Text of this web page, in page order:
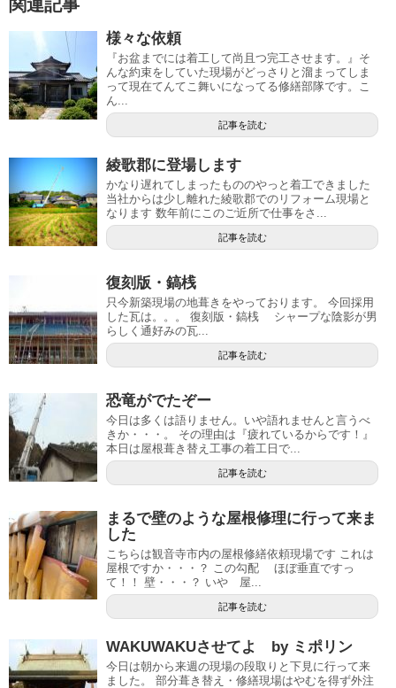
関連記事
様々な依頼
『お盆までには着工して尚且つ完工させます。』そ
んな約束をしていた現場がどっさりと溜まってしま
って現在てんてこ舞いになってる修繕部隊です。こ
ん...
記事を読む
綾歌郡に登場します
かなり遅れてしまったもののやっと着工できました
当社からは少し離れた綾歌郡でのリフォーム現場と
なります 数年前にこのご近所で仕事をさ...
記事を読む
復刻版・鎬桟
只今新築現場の地葺きをやっております。 今回採用
した瓦は。。。 復刻版・鎬桟 シャープな陰影が男
らしく通好みの瓦...
記事を読む
恐竜がでたぞー
今日は多くは語りません。いや語れませんと言うべ
きか・・・。 その理由は『疲れているからです！』
本日は屋根葺き替え工事の着工日で...
記事を読む
まるで壁のような屋根修理に行って来ま
した
こちらは観音寺市内の屋根修繕依頼現場です これは
屋根ですか・・・？ この勾配 ほぼ垂直ですっ
て！！ 壁・・・？ いや 屋...
記事を読む
WAKUWAKUさせてよ by ミポリン
今日は朝から来週の現場の段取りと下見に行って来
ました。 部分葺き替え・修繕現場はやむを得ず外注